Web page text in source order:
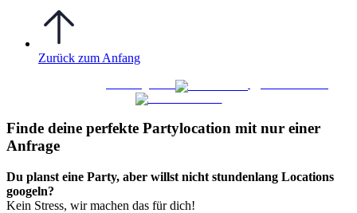
Zurück zum Anfang
Finde deine perfekte Partylocation mit nur einer
Anfrage​
Du planst eine Party, aber willst nicht stundenlang Locations
googeln?
Kein Stress, wir machen das für dich!